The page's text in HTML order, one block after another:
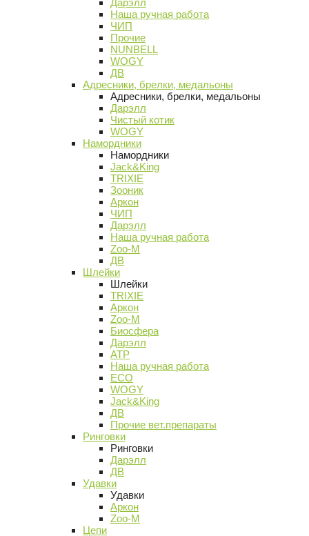
Дарэлл
Наша ручная работа
ЧИП
Прочие
NUNBELL
WOGY
ДВ
Адресники, брелки, медальоны
Адресники, брелки, медальоны
Дарэлл
Чистый котик
WOGY
Намордники
Намордники
Jack&King
TRIXIE
Зооник
Аркон
ЧИП
Дарэлл
Наша ручная работа
Zoo-M
ДВ
Шлейки
Шлейки
TRIXIE
Аркон
Zoo-M
Биосфера
Дарэлл
АТР
Наша ручная работа
ECO
WOGY
Jack&King
ДВ
Прочие вет.препараты
Ринговки
Ринговки
Дарэлл
ДВ
Удавки
Удавки
Аркон
Zoo-M
Цепи